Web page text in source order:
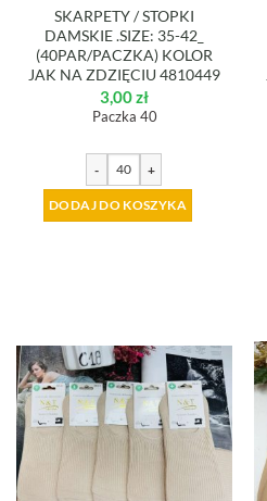
SKARPETY / STOPKI
DAMSKIE .SIZE: 35-42_
(40PAR/PACZKA) KOLOR
JAK NA ZDZIĘCIU 4810449
3,00zł
Paczka 40
- +
DODAJ DO KOSZYKA